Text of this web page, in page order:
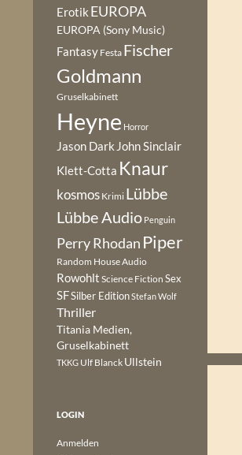
Erotik EUROPA
EUROPA (Sony Music)
Fantasy Festa Fischer
Goldmann
Gruselkabinett
Heyne Horror
Jason Dark John Sinclair
Klett-Cotta Knaur
kosmos Krimi Lübbe
Lübbe Audio Penguin
Perry Rhodan Piper
Random House Audio
Rowohlt Science Fiction Sex
SFSilber EditionStefan Wolf
Thriller
Titania Medien,
Gruselkabinett
TKKG Ulf Blanck Ullstein
LOGIN
Anmelden